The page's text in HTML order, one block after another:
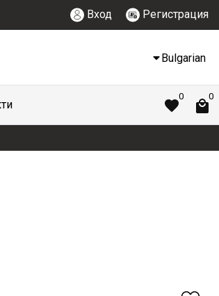
Вход Регистрация
Bulgarian
0 0